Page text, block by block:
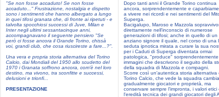
"Se non fosse accaduto! Se non fosse
accaduto..." Frustrazione, nostalgia e dispetto
sono i sentimenti che hanno albergato a lungo
in quei tifosi granata che, di fronte ai ripetuti - e
talvolta spocchiosi successi di Juve, Milan e
Inter negli ultimi sessantacinque anni,
accompagnavano il seguente pensiero "Se
però ci fosse ancora il Grande Torino, chissà
voi, grandi club, che cosa riuscireste a fare...?".
Una vera e propria storia alternativa del Torino
Calcio, dai Mondiali del 1950 allo scudetto del
1970 i Granata soffrono ancora, com'è nel loro
destino, ma vivono, tra sconfitte e successi,
delusioni e trionfi...
PRESENTAZIONE
Dopo tanti anni il Grande Torino continua
ancora, sorprendentemente e
a vivere nei ricordi e nei sentimenti del
Superga.
Bacigalupo, Maroso e Mazzola
direttamente nell'inconscio di numerose
generazioni di tifosi; anche in quello di un
anziano signore il quale, nel corso di una
seduta ipnotica mirata a curare la sua
per i Caduti di Superga diventata ormai
patologica, "produce" sorprendentemente
immagini che descrivono il seguito della
della squadra di Mazzola e compagni.
Scorre così un'autentica storia alternativa
Torino Calcio, che vede la squadra
gradualmente giocatori e proprietà, ma
conservare sempre l'impronta, i valori etici
l'eredità tecnica dei grandi giocatori degli